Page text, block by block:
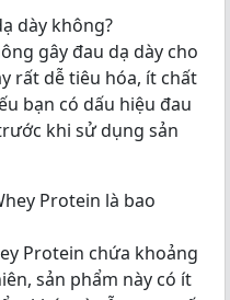
dày không?
gây đau dạ dày cho
rất dễ tiêu hóa, ít chất
bạn có dấu hiệu đau
khi sử dụng sản
Protein là bao
Protein chứa khoảng
sản phẩm này có ít